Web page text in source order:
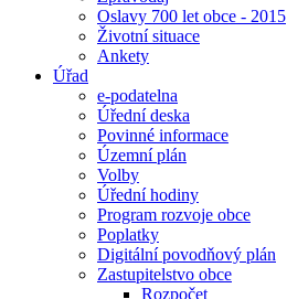
Oslavy 700 let obce - 2015
Životní situace
Ankety
Úřad
e-podatelna
Úřední deska
Povinné informace
Územní plán
Volby
Úřední hodiny
Program rozvoje obce
Poplatky
Digitální povodňový plán
Zastupitelstvo obce
Rozpočet